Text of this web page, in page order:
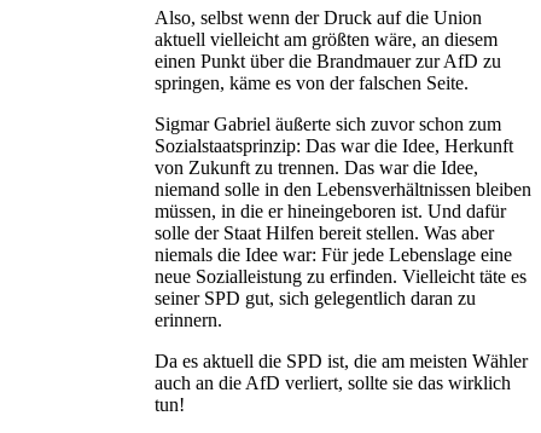
Also, selbst wenn der Druck auf die Union
aktuell vielleicht am größten wäre, an diesem
einen Punkt über die Brandmauer zur AfD zu
springen, käme es von der falschen Seite.
Sigmar Gabriel äußerte sich zuvor schon zum
Sozialstaatsprinzip: Das war die Idee, Herkunft
von Zukunft zu trennen. Das war die Idee,
niemand solle in den Lebensverhältnissen bleiben
müssen, in die er hineingeboren ist. Und dafür
solle der Staat Hilfen bereit stellen. Was aber
niemals die Idee war: Für jede Lebenslage eine
neue Sozialleistung zu erfinden. Vielleicht täte es
seiner SPD gut, sich gelegentlich daran zu
erinnern.
Da es aktuell die SPD ist, die am meisten Wähler
auch an die AfD verliert, sollte sie das wirklich
tun!